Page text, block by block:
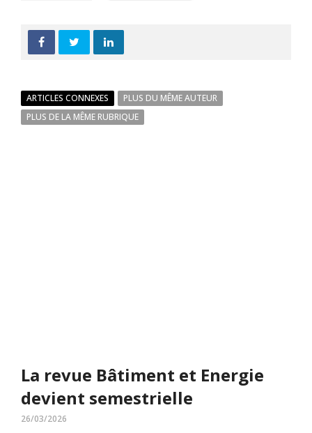
ARTICLES CONNEXES
PLUS DU MÊME AUTEUR
PLUS DE LA MÊME RUBRIQUE
La revue Bâtiment et Energie
devient semestrielle
26/03/2026